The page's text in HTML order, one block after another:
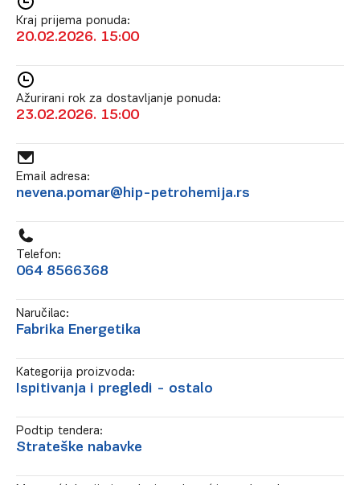
Kraj prijema ponuda:
20.02.2026. 15:00
Ažurirani rok za dostavljanje ponuda:
23.02.2026. 15:00
Email adresa:
nevena.pomar@hip-petrohemija.rs
Telefon:
064 8566368
Naručilac:
Fabrika Energetika
Kategorija proizvoda:
Ispitivanja i pregledi - ostalo
Podtip tendera:
Strateške nabavke